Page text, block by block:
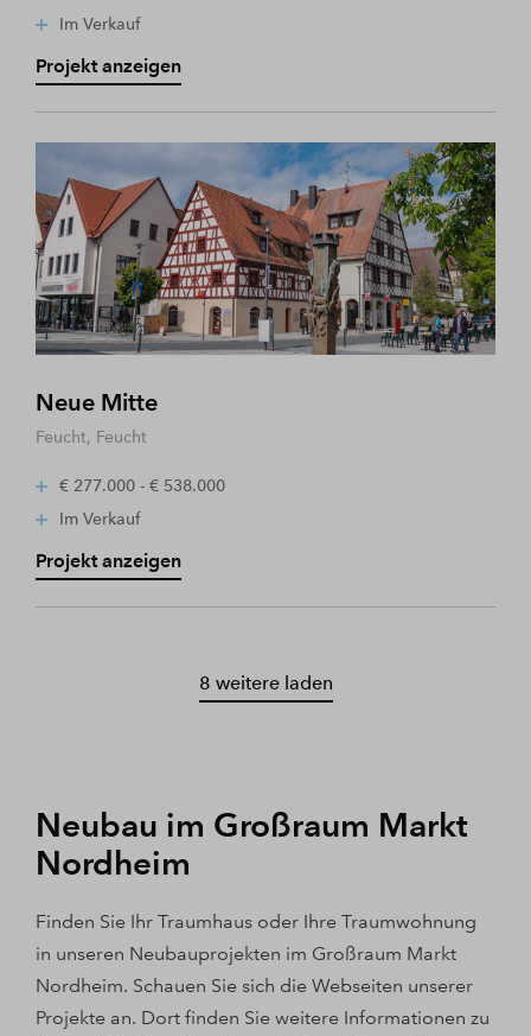
Im Verkauf
Projekt anzeigen
Neue Mitte
Feucht, Feucht
€ 277.000 - € 538.000
Im Verkauf
Projekt anzeigen
8 weitere laden
Neubau im Großraum Markt
Nordheim
Finden Sie Ihr Traumhaus oder Ihre Traumwohnung
in unseren Neubauprojekten im Großraum Markt
Nordheim. Schauen Sie sich die Webseiten unserer
Projekte an. Dort finden Sie weitere Informationen zu